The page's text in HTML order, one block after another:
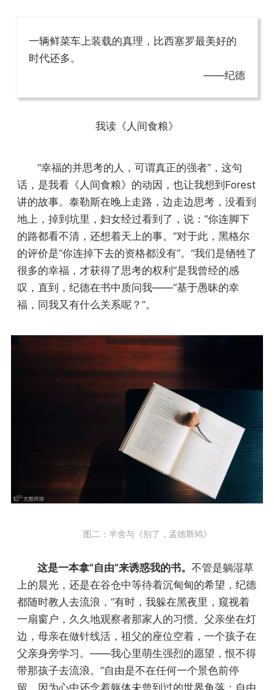
一辆鲜菜车上装载的真理，比西塞罗最美好的
时代还多。
——纪德
我读《人间食粮》
“幸福的并思考的人，可谓真正的强者”，这句
话，是我看《人间食粮》的动因，也让我想到Forest
讲的故事。泰勒斯在晚上走路，边走边思考，没看到
地上，掉到坑里，妇女经过看到了，说：“你连脚下
的路都看不清，还想着天上的事。”对于此，黑格尔
的评价是“你连掉下去的资格都没有”。“我们是牺牲了
很多的幸福，才获得了思考的权利”是我曾经的感
叹，直到，纪德在书中质问我——“基于愚昧的幸
福，同我又有什么关系呢？”。
图二：半舍与《别了，孟德斯鸠》
这是一本拿“自由”来诱惑我的书。不管是躺湿草
上的晨光，还是在谷仓中等待着沉甸甸的希望，纪德
都随时教人去流浪，“有时，我躲在黑夜里，窥视着
一扇窗户，久久地观察者那家人的习惯。父亲坐在灯
边，母亲在做针线活，祖父的座位空着，一个孩子在
父亲身旁学习。——我心里萌生强烈的愿望，恨不得
带那孩子去流浪。”自由是不在任何一个景色前停